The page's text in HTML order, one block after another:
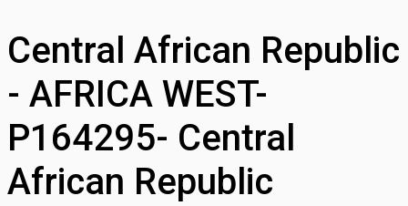
Central African Republic
- AFRICA WEST-
P164295- Central
African Republic